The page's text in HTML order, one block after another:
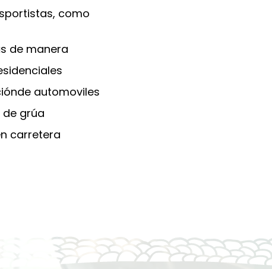
como
de manera
automoviles
de grúa
carretera